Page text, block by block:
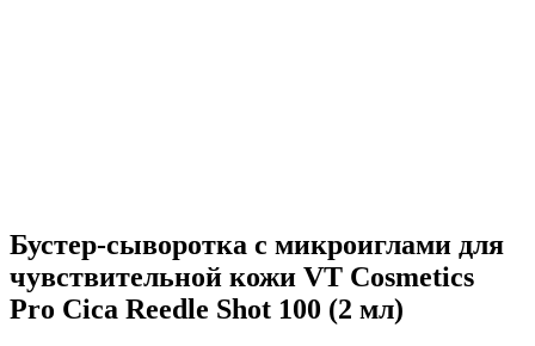
Бустер-сыворотка с микроиглами для
чувствительной кожи VT Cosmetics
Pro Cica Reedle Shot 100 (2 мл)